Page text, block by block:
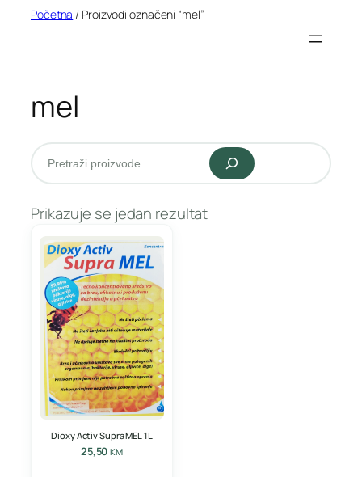
Početna / Proizvodi označeni “mel”
mel
Pretraži
Prikazuje se jedan rezultat
Dioxy Activ Supra MEL 1L
25,50KM